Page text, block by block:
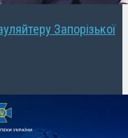
Запорізької